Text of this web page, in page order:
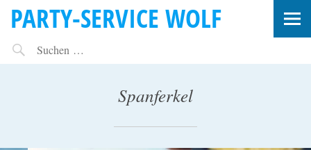
PARTY-SERVICE WOLF
Spanferkel